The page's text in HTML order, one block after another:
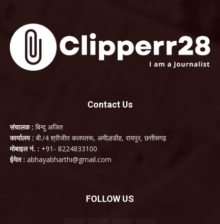
Contact Us
संचालक : बिन्दु अजित
कार्यालय : बी./4 श्रीजीत कलपतरू, अमील्हडीह, रायपुर, छत्तीसगढ़
मोबाइल नं. : +91- 8224833100
ईमेल : abhayabharthi@gmail.com
FOLLOW US